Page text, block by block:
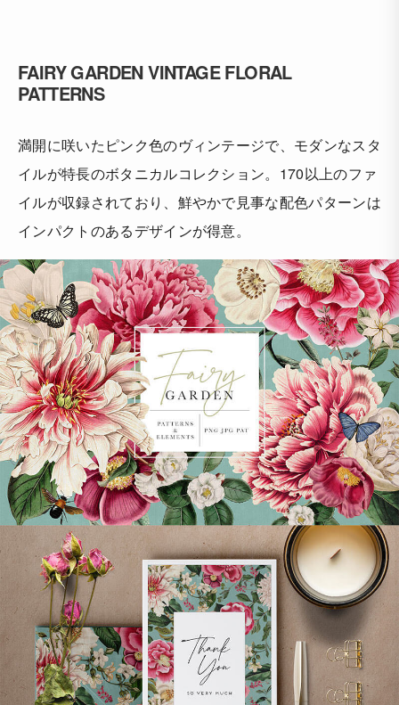
FAIRY GARDEN VINTAGE FLORAL
PATTERNS
満開に咲いたピンク色のヴィンテージで、モダンなスタ
イルが特長のボタニカルコレクション。170以上のファ
イルが収録されており、鮮やかで見事な配色パターンは
インパクトのあるデザインが得意。